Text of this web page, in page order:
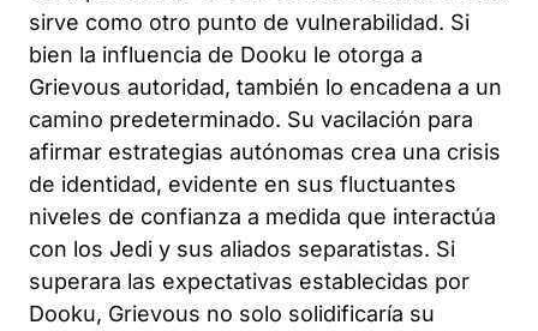
sirve como otro punto de vulnerabilidad. Si
bien la influencia de Dooku le otorga a
Grievous autoridad, también lo encadena a un
camino predeterminado. Su vacilación para
afirmar estrategias autónomas crea una crisis
de identidad, evidente en sus fluctuantes
niveles de confianza a medida que interactúa
con los Jedi y sus aliados separatistas. Si
superara las expectativas establecidas por
Dooku, Grievous no solo solidificaría su